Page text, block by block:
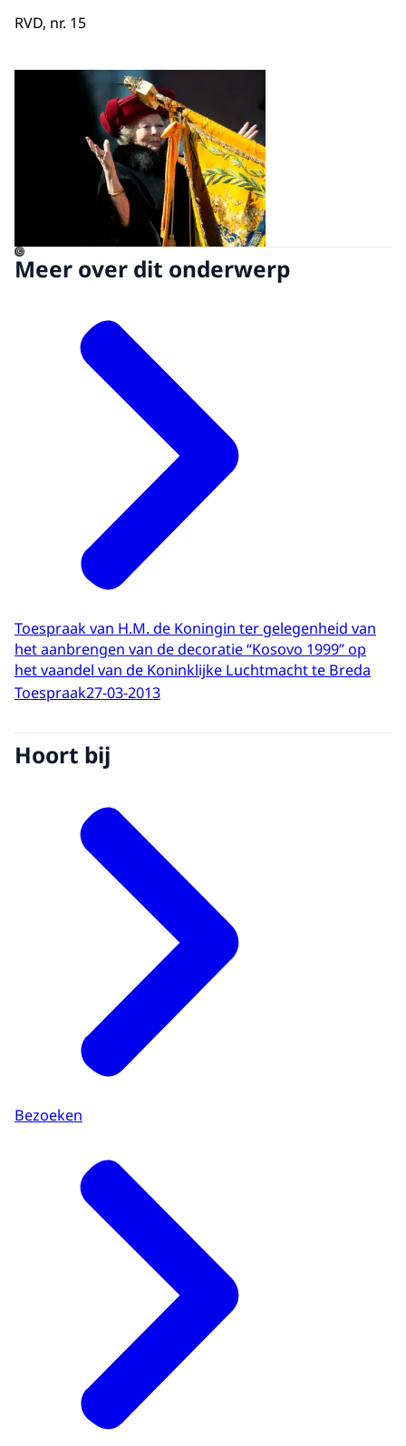
RVD, nr. 15
Open de galerij in vergrote
©
Meer over dit onderwerp
Toespraak van H.M. de Koningin ter gelegenheid van
het aanbrengen van de decoratie “Kosovo 1999” op
het vaandel van de Koninklijke Luchtmacht te Breda
Toespraak27-03-2013
Hoort bij
Bezoeken